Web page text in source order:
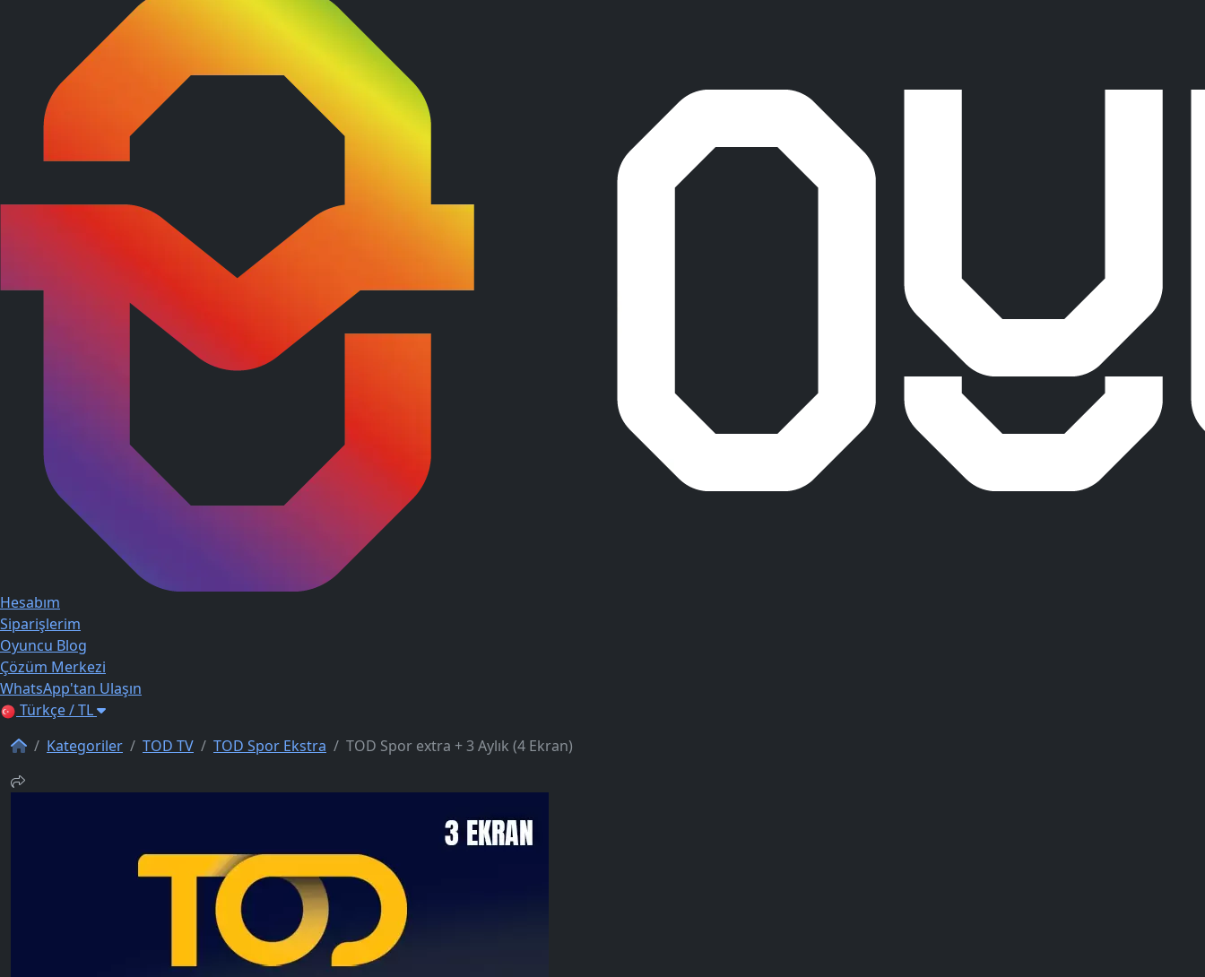
Hesabım
Siparişlerim
Oyuncu Blog
Çözüm Merkezi
WhatsApp'tan Ulaşın
Türkçe / TL
Kategoriler
TOD TV TOD Spor Ekstra TOD Spor extra + 3 Aylık (4 Ekran)